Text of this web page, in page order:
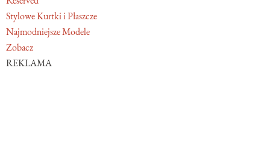
Stylowe Kurtki i Płaszcze
Najmodniejsze Modele
Zobacz
REKLAMA